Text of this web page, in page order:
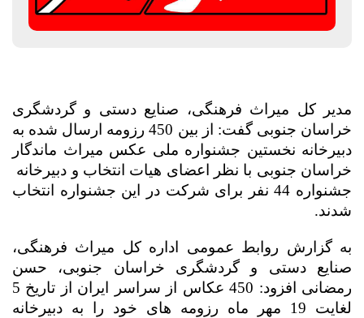
مدیر کل میراث فرهنگی، صنایع دستی و گردشگری
خراسان جنوبی گفت: از بین 450 رزومه ارسال شده به
دبیرخانه نخستین جشنواره ملی عکس میراث ماندگار
خراسان جنوبی با نظر اعضای هیات انتخاب و دبیرخانه
جشنواره 44 نفر برای شرکت در این جشنواره انتخاب
شدند.
به گزارش روابط عمومی اداره کل میراث فرهنگی،
صنایع دستی و گردشگری خراسان جنوبی، حسن
رمضانی افزود: 450 عکاس از سراسر ایران از تاریخ 5
لغایت 19 مهر ماه رزومه های خود را به دبیرخانه